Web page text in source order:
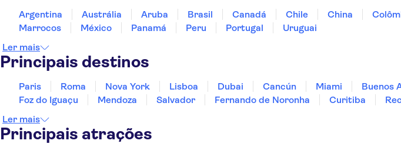
Argentina Austrália Aruba Brasil Canadá Chile China
Marrocos
México Panamá Peru Portugal
Uruguai
Ler mais
Principais destinos
Paris Roma Nova York Lisboa Dubai Cancún Miami Buenos
Foz do Iguaçu
Mendoza Salvador Fernando de Noronha Curitiba
Ler mais
Principais atrações